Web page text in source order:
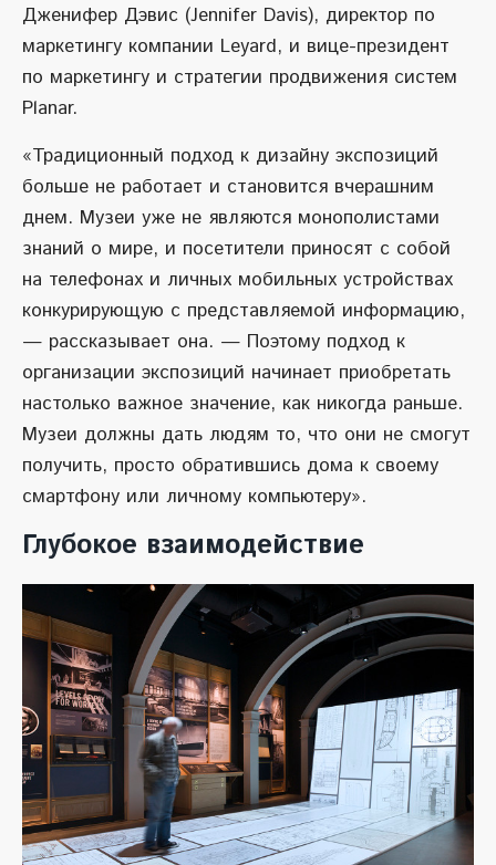
Дженифер Дэвис (Jennifer Davis), директор по
маркетингу компании Leyard, и вице-президент
по маркетингу и стратегии продвижения систем
Planar.
«Традиционный подход к дизайну экспозиций
больше не работает и становится вчерашним
днем. Музеи уже не являются монополистами
знаний о мире, и посетители приносят с собой
на телефонах и личных мобильных устройствах
конкурирующую с представляемой информацию,
— рассказывает она. — Поэтому подход к
организации экспозиций начинает приобретать
настолько важное значение, как никогда раньше.
Музеи должны дать людям то, что они не смогут
получить, просто обратившись дома к своему
смартфону или личному компьютеру».
Глубокое взаимодействие